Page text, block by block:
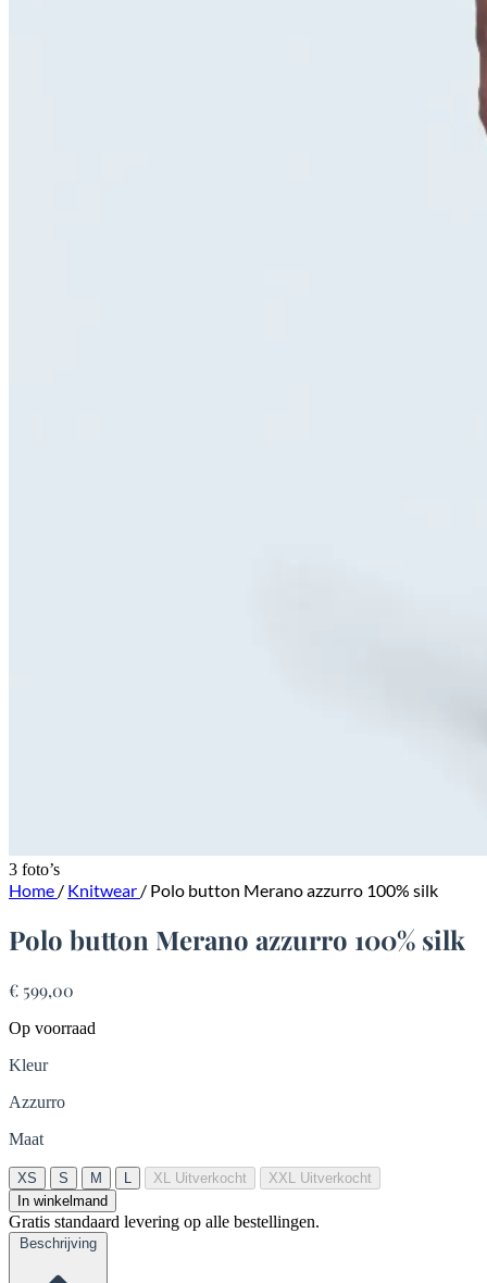
3 foto’s
Home / Knitwear / Polo button Merano azzurro 100% silk
Polo button Merano azzurro 100% silk
€ 599,00
Op voorraad
Kleur
Azzurro
Maat
XS S M L XL Uitverkocht XXL Uitverkocht
In winkelmand
Gratis standaard levering op alle bestellingen.
Beschrijving